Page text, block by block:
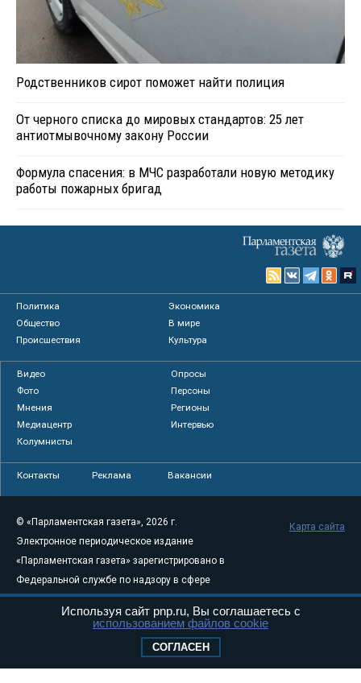
Родственников сирот поможет найти полиция
От черного списка до мировых стандартов: 25 лет
антиотмывочному закону России
Формула спасения: в МЧС разработали новую методику
работы пожарных бригад
Политика
Экономика
Общество
В мире
Происшествия
Культура
Видео
Опросы
Фото
Персоны
Мнения
Регионы
Медиацентр
Интервью
Колумнисты
Контакты Реклама Вакансии
© «Парламентская газета», 2026 г.
Электронное периодическое издание
«Парламентская газета» зарегистрировано в
Федеральной службе по надзору в сфере
связи, информационных технологий и
массовых коммуникаций (Роскомнадзор) 05
Свидетельство о регистрации Эл № ФС77-
Карта сайта
Используя сайт pnp.ru, Вы соглашаетесь с
использованием файлов cookie
СОГЛАСЕН